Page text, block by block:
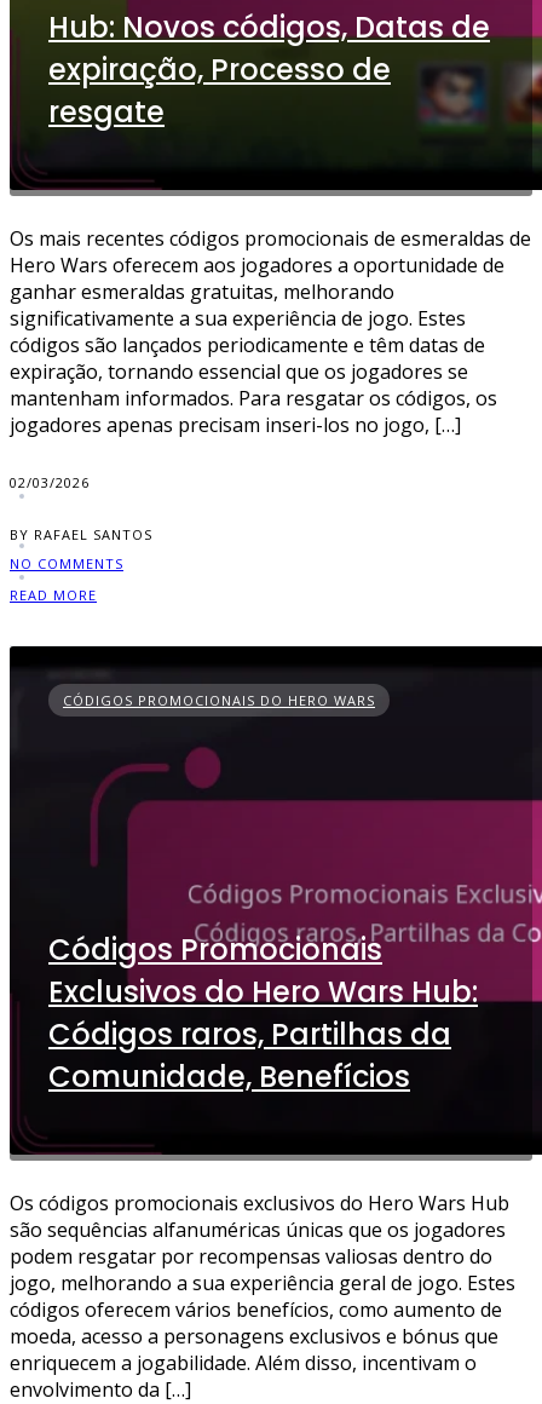
Hub: Novos códigos, Datas de
expiração, Processo de
resgate
Os mais recentes códigos promocionais de esmeraldas de
Hero Wars oferecem aos jogadores a oportunidade de
ganhar esmeraldas gratuitas, melhorando
significativamente a sua experiência de jogo. Estes
códigos são lançados periodicamente e têm datas de
expiração, tornando essencial que os jogadores se
mantenham informados. Para resgatar os códigos, os
jogadores apenas precisam inseri-los no jogo, […]
02/03/2026
BY RAFAEL SANTOS
NO COMMENTS
READ MORE
CÓDIGOS PROMOCIONAIS DO HERO WARS
Códigos Promocionais
Exclusivos do Hero Wars Hub:
Códigos raros, Partilhas da
Comunidade, Benefícios
Os códigos promocionais exclusivos do Hero Wars Hub
são sequências alfanuméricas únicas que os jogadores
podem resgatar por recompensas valiosas dentro do
jogo, melhorando a sua experiência geral de jogo. Estes
códigos oferecem vários benefícios, como aumento de
moeda, acesso a personagens exclusivos e bónus que
enriquecem a jogabilidade. Além disso, incentivam o
envolvimento da […]